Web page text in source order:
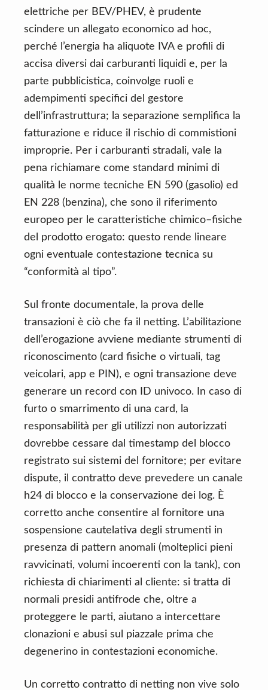
elettriche per BEV/PHEV, è prudente
scindere un allegato economico ad hoc,
perché l’energia ha aliquote IVA e profili di
accisa diversi dai carburanti liquidi e, per la
parte pubblicistica, coinvolge ruoli e
adempimenti specifici del gestore
dell’infrastruttura; la separazione semplifica la
fatturazione e riduce il rischio di commistioni
improprie. Per i carburanti stradali, vale la
pena richiamare come standard minimi di
qualità le norme tecniche EN 590 (gasolio) ed
EN 228 (benzina), che sono il riferimento
europeo per le caratteristiche chimico–fisiche
del prodotto erogato: questo rende lineare
ogni eventuale contestazione tecnica su
“conformità al tipo”.
Sul fronte documentale, la prova delle
transazioni è ciò che fa il netting. L’abilitazione
dell’erogazione avviene mediante strumenti di
riconoscimento (card fisiche o virtuali, tag
veicolari, app e PIN), e ogni transazione deve
generare un record con ID univoco. In caso di
furto o smarrimento di una card, la
responsabilità per gli utilizzi non autorizzati
dovrebbe cessare dal timestamp del blocco
registrato sui sistemi del fornitore; per evitare
dispute, il contratto deve prevedere un canale
h24 di blocco e la conservazione dei log. È
corretto anche consentire al fornitore una
sospensione cautelativa degli strumenti in
presenza di pattern anomali (molteplici pieni
ravvicinati, volumi incoerenti con la tank), con
richiesta di chiarimenti al cliente: si tratta di
normali presidi antifrode che, oltre a
proteggere le parti, aiutano a intercettare
clonazioni e abusi sul piazzale prima che
degenerino in contestazioni economiche.
Un corretto contratto di netting non vive solo